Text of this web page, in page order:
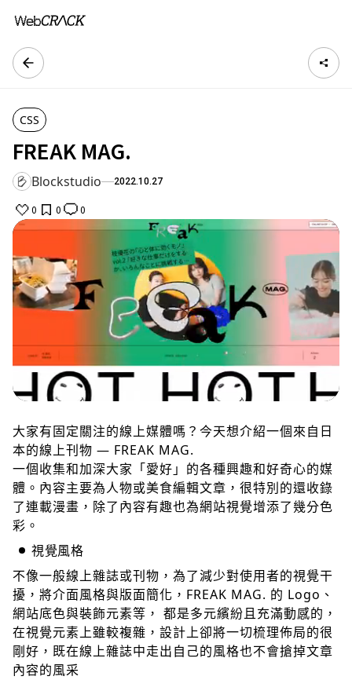
CSS
FREAK MAG.
Blockstudio 2022.10.27
0 0 0
大家有固定關注的線上媒體嗎？今天想介紹一個來自日
本的線上刊物 — FREAK MAG.
一個收集和加深大家「愛好」的各種興趣和好奇心的媒
體。內容主要為人物或美食編輯文章，很特別的還收錄
了連載漫畫，除了內容有趣也為網站視覺增添了幾分色
彩。
視覺風格
不像一般線上雜誌或刊物，為了減少對使用者的視覺干
擾，將介面風格與版面簡化，FREAK MAG. 的 Logo、
網站底色與裝飾元素等， 都是多元繽紛且充滿動感的，
在視覺元素上雖較複雜，設計上卻將一切梳理佈局的很
剛好，既在線上雜誌中走出自己的風格也不會搶掉文章
內容的風采